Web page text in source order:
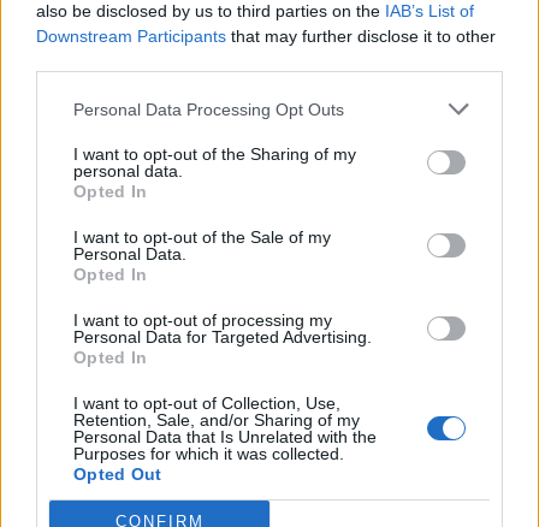
also be disclosed by us to third parties on the IAB’s List of
Downstream Participants that may further disclose it to other
Personal Data Processing Opt Outs
I want to opt-out of the Sharing of my
personal data.
Opted In
I want to opt-out of the Sale of my
Personal Data.
Opted In
I want to opt-out of processing my
Personal Data for Targeted Advertising.
Opted In
I want to opt-out of Collection, Use,
Retention, Sale, and/or Sharing of my
Personal Data that Is Unrelated with the
Purposes for which it was collected.
Opted Out
CONFIRM
1.
A lisztből, tojásból és kevés vízből
nokedlitésztát készítünk, majd
forrásban lévő vízbe kiszaggatjuk, ha
feljött a víz színére, akkor leszűrjük
és egy tálba szedjük.
2.
A sonkát apróra daraboljuk és egy
másik tálba tesszük. A nokedlit